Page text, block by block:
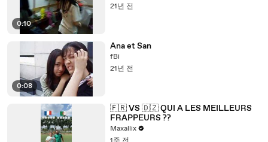
0:10
21년 전
0:08
Ana et San
fBi
21년 전
🇫🇷 VS 🇩🇿 QUI A LES MEILLEURS
FRAPPEURS ??
Maxallix